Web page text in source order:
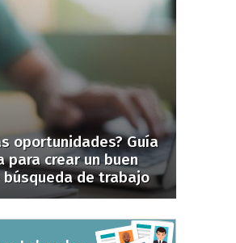
oportunidades? Guía
para crear un buen
búsqueda de trabajo